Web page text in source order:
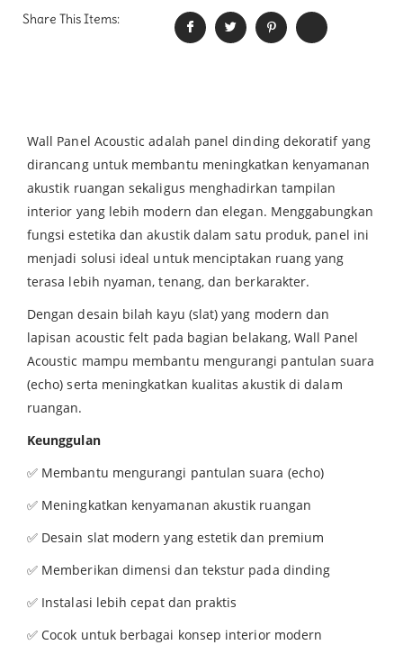
Share This Items:
Wall Panel Acoustic adalah panel dinding dekoratif yang
dirancang untuk membantu meningkatkan kenyamanan
akustik ruangan sekaligus menghadirkan tampilan
interior yang lebih modern dan elegan. Menggabungkan
fungsi estetika dan akustik dalam satu produk, panel ini
menjadi solusi ideal untuk menciptakan ruang yang
terasa lebih nyaman, tenang, dan berkarakter.
Dengan desain bilah kayu (slat) yang modern dan
lapisan acoustic felt pada bagian belakang, Wall Panel
Acoustic mampu membantu mengurangi pantulan suara
(echo) serta meningkatkan kualitas akustik di dalam
ruangan.
Keunggulan
✅ Membantu mengurangi pantulan suara (echo)
✅ Meningkatkan kenyamanan akustik ruangan
✅ Desain slat modern yang estetik dan premium
✅ Memberikan dimensi dan tekstur pada dinding
✅ Instalasi lebih cepat dan praktis
✅ Cocok untuk berbagai konsep interior modern